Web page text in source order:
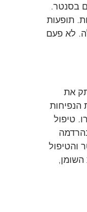
בסנטר.
תופעות
לא פעם
את
הנפיחות
טיפול
והטיפול